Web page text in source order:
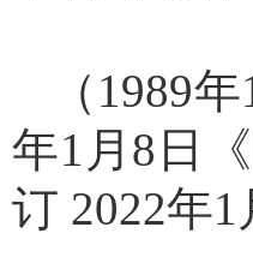
（1989
年1月8日
订 2022年